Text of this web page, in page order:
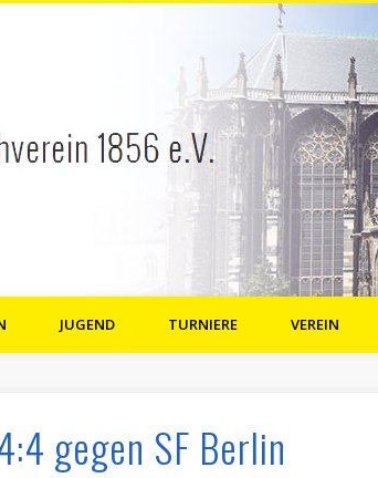
JUGEND TURNIERE VEREIN
gegen SF Berlin